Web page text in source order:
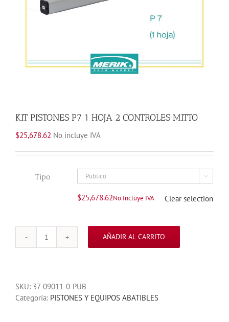
KIT PISTONES P7 1 HOJA 2 CONTROLES MITTO
$25,678.62 No incluye IVA
Tipo 
$25,678.62No Incluye IVA Clear selection
KIT
HOJA
2
AÑADIR AL CARRITO
SKU: 37-09011-0-PUB
Categoría: PISTONES Y EQUIPOS ABATIBLES